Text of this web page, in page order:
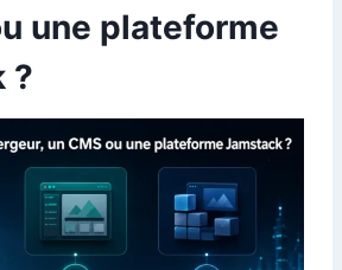
une plateforme
?